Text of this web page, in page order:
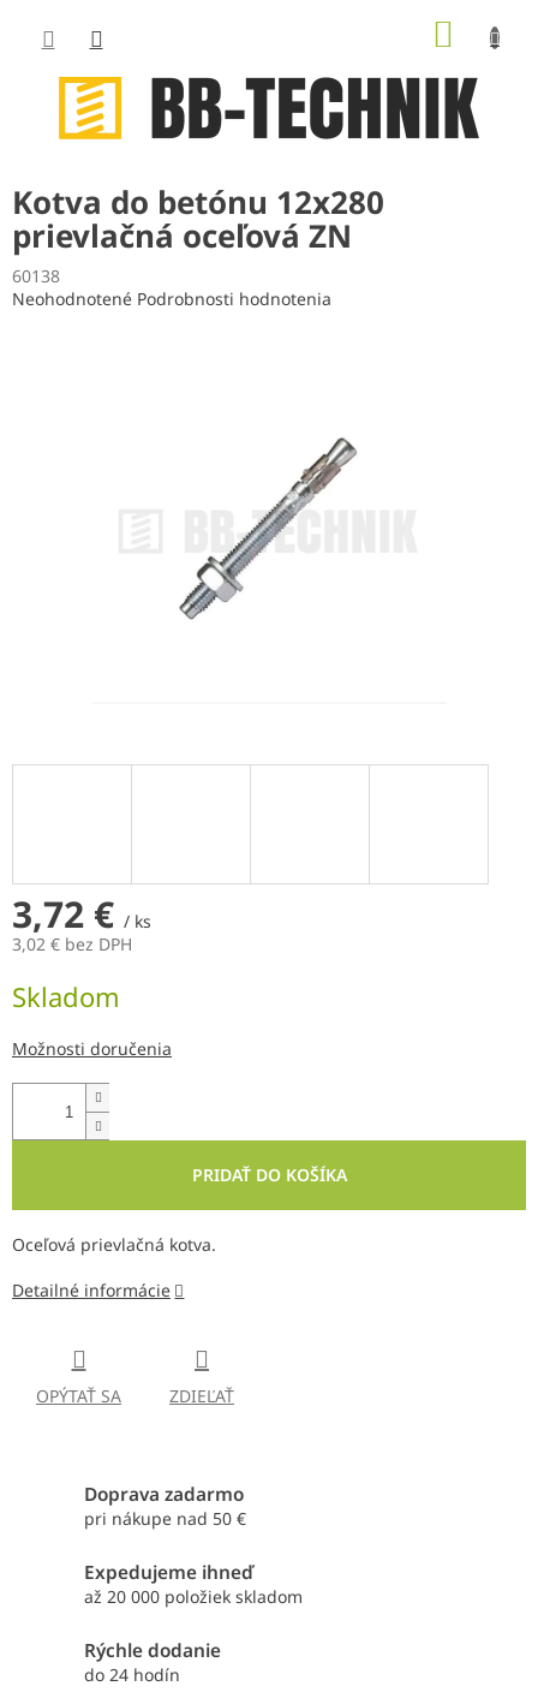
obsah
Kotva do betónu 12x280
prievlačná oceľová ZN
60138
Priemerné
Neohodnotené Podrobnosti hodnotenia
3,72 € / ks
3,02 € bez DPH
cena:
Skladom
Možnosti doručenia
PRIDAŤ DO KOŠÍKA
Oceľová prievlačná kotva.
Detailné informácie
OPÝTAŤ SA ZDIEĽAŤ
Doprava zadarmo
pri nákupe nad 50 €
Expedujeme ihneď
až 20 000 položiek skladom
Rýchle dodanie
do 24 hodín